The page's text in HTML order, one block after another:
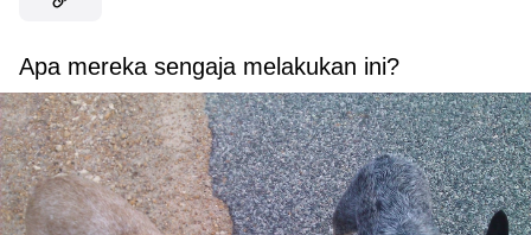
Apa mereka sengaja melakukan ini?